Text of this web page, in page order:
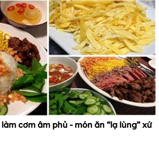
cơm âm phủ - món ăn “lạ lùng” xứ